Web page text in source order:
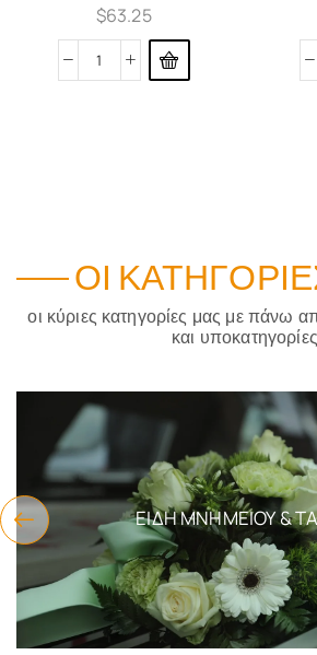
$63.25
ΟΙ
οι κύριες κατηγορίες μας με πάνω
και υποκατηγορίες
ΕΊΔΗ ΜΝΗΜΕΊΟΥ &